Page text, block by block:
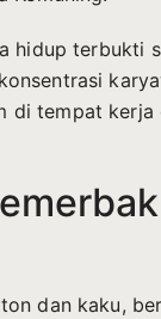
hidup terbukti
di tempat
dan kaku,